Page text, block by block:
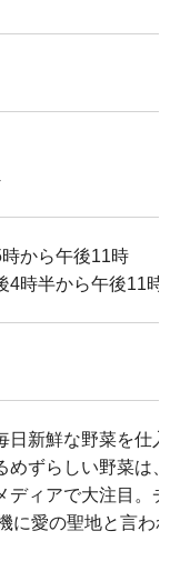
から午後11時
時半から午後11時
日新鮮な野菜を仕
めずらしい野菜は
ディアで大注目。
に愛の聖地と言わ